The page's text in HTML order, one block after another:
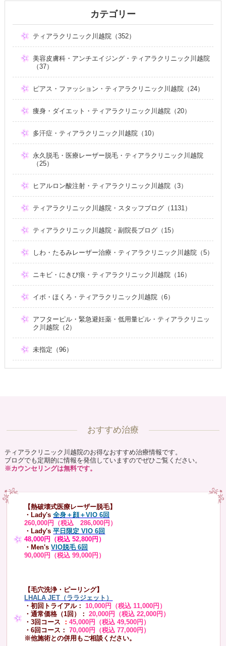
カテゴリー
ティアラクリニック川越院（352）
美容皮膚科・アンチエイジング・ティアラクリニック川越院
（37）
ピアス・ファッション・ティアラクリニック川越院（24）
痩身・ダイエット・ティアラクリニック川越院（20）
多汗症・ティアラクリニック川越院（10）
永久脱毛・医療レーザー脱毛・ティアラクリニック川越院
（25）
ヒアルロン酸注射・ティアラクリニック川越院（3）
ティアラクリニック川越院・スタッフブログ（1131）
ティアラクリニック川越院・副院長ブログ（15）
しわ・たるみレーザー治療・ティアラクリニック川越院（5）
ニキビ・にきび痕・ティアラクリニック川越院（16）
イボ・ほくろ・ティアラクリニック川越院（6）
アフターピル・緊急避妊薬・低用量ピル・ティアラクリニッ
ク川越院（2）
未指定（96）
おすすめ治療
ティアラクリニック川越院のお得なおすすめ治療情報です。
ブログでも定期的に情報を発信していますのでぜひご覧ください。
※カウンセリングは無料です。
【熱破壊式医療レーザー脱毛】
・Lady's 全身＋顔＋VIO 6回
260,000円（税込 286,000円）
・Lady's平日限定 VIO 6回
48,000円（税込 52,800円）
・Men's VIO脱毛 6回
90,000円（税込 99,000円）
【毛穴洗浄・ピーリング】
LHALA JET（ララジェット）
・初回トライアル：10,000円（税込 11,000円）
・通常価格（1回）：
20,000円（税込 22,000円）
・3回コース ：45,000円（税込 49,500円）
・6回コース：
70,000円（税込 77,000円）
※他施術との併用もご相談ください。